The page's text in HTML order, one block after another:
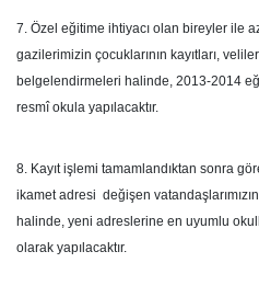
7. Özel eğitime ihtiyacı olan bireyler ile
gazilerimizin çocuklarının kayıtları,
belgelendirmeleri halinde, 2013-2014
resmî okula yapılacaktır.
8. Kayıt işlemi tamamlandıktan sonra
ikamet adresi değişen vatandaşlarımızın
halinde, yeni adreslerine en uyumlu
olarak yapılacaktır.